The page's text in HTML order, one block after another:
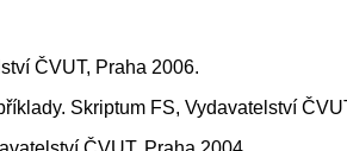
ČVUT, Praha 2006.
Skriptum FS, Vydavatelství